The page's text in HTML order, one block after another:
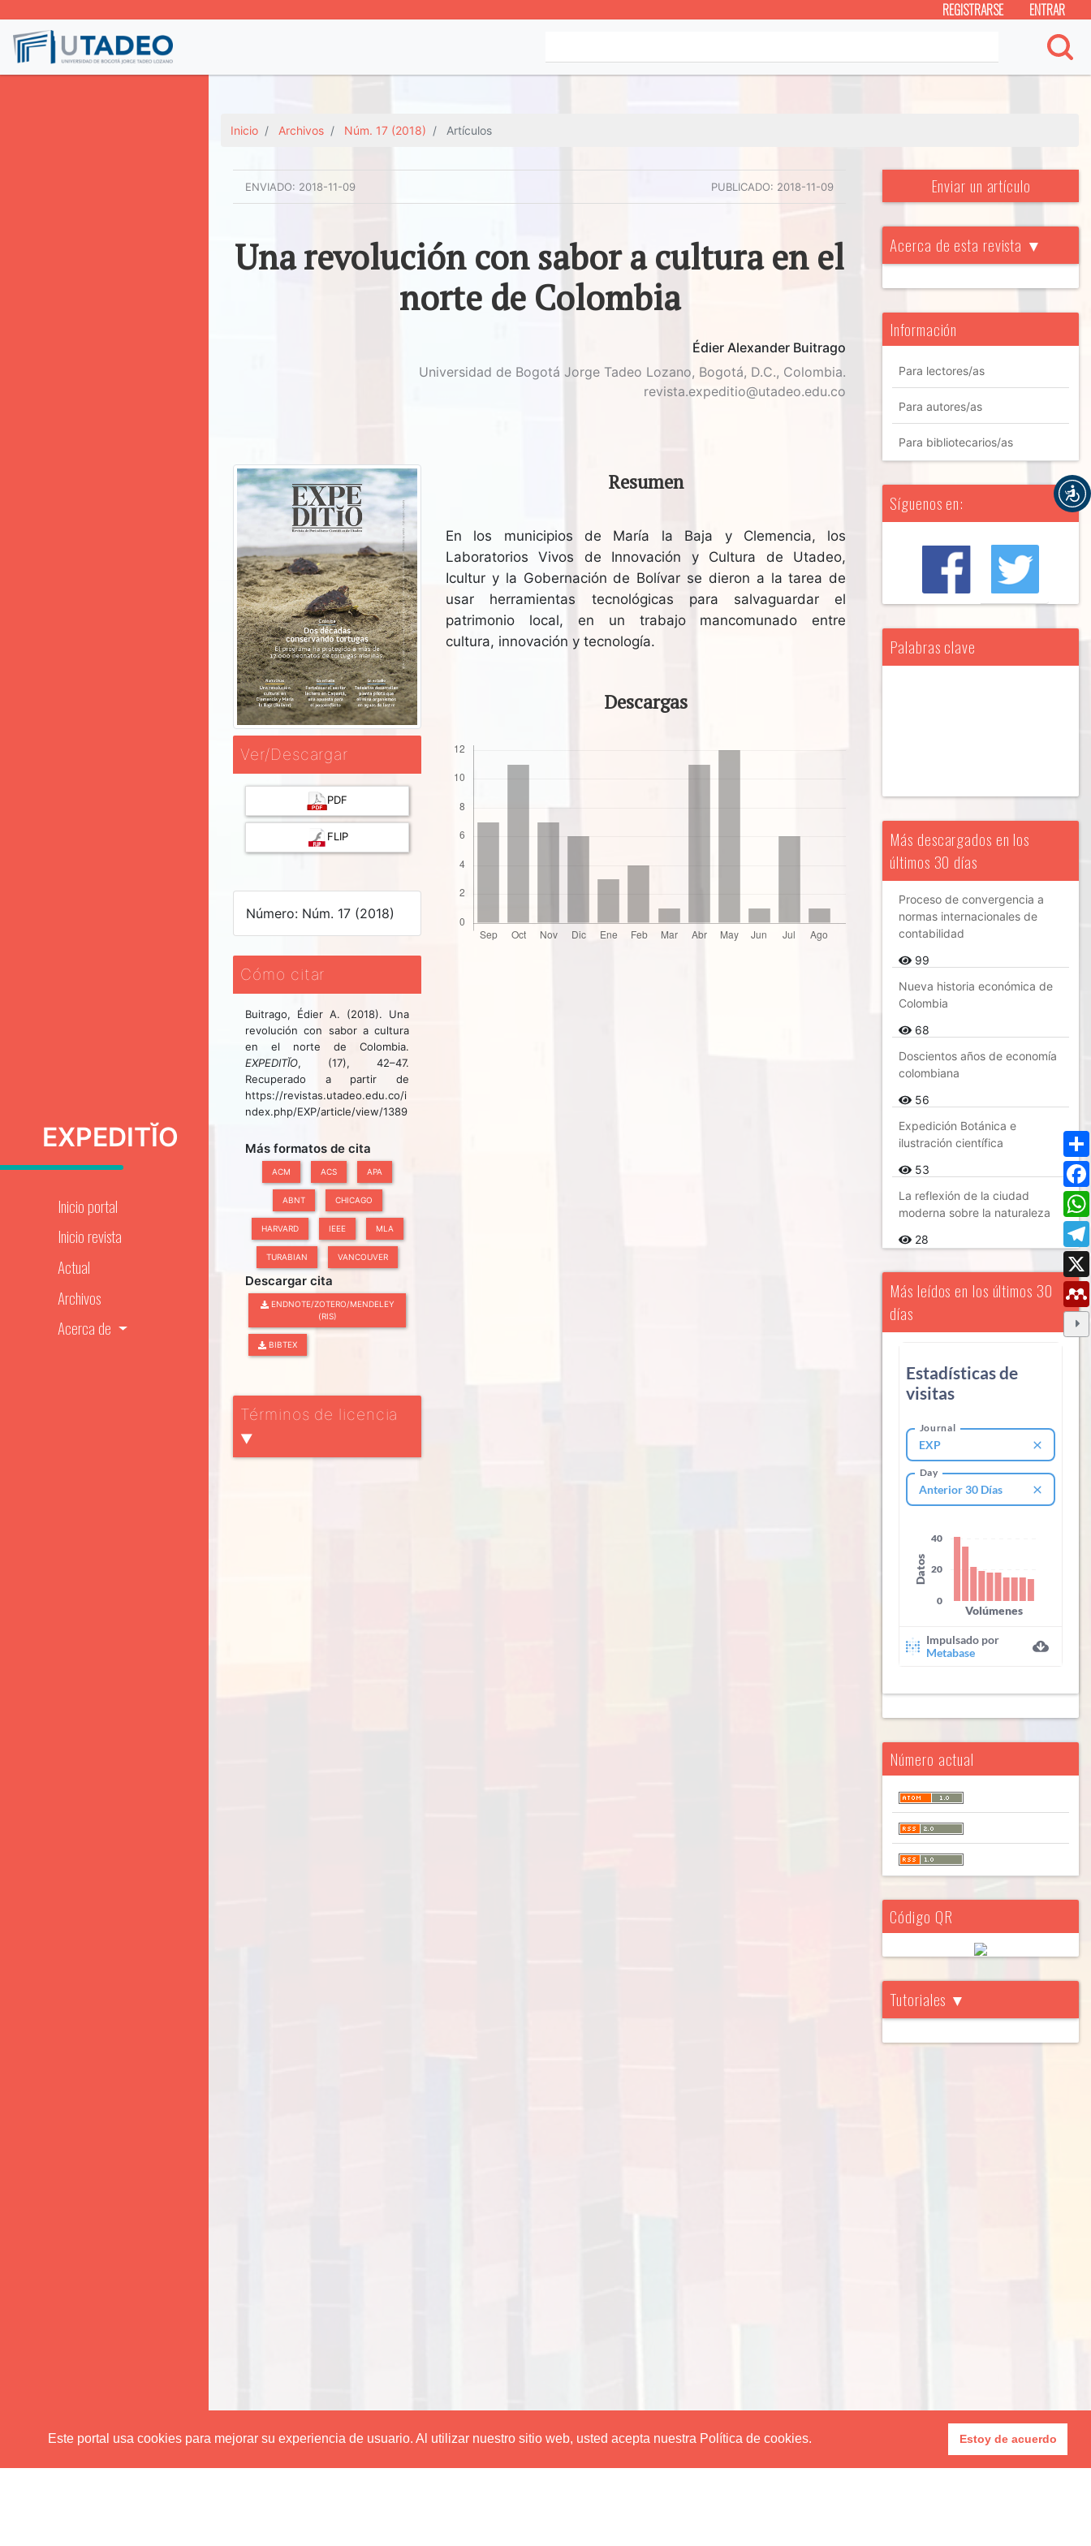
Este portal usa cookies para mejorar su experiencia de usuario. Al utilizar nuestro sitio web, usted acepta nuestra Política de cookies. Estoy de acuerdo
REGISTRARSE ENTRAR
EXPEDITĬO
Inicio portal
Inicio revista
Actual
Archivos
Acerca de
Inicio Archivos Núm. 17 (2018) Artículos
ENVIADO: 2018-11-09 PUBLICADO: 2018-11-09
Una revolución con sabor a cultura en el
norte de Colombia
Édier Alexander Buitrago
Universidad de Bogotá Jorge Tadeo Lozano, Bogotá, D.C., Colombia.
revista.expeditio@utadeo.edu.co
Ver/Descargar
PDF
FLIP
Número: Núm. 17 (2018)
Cómo citar
Buitrago, Édier A. (2018). Una
revolución con sabor a cultura
en el norte de Colombia.
EXPEDITĬO, (17), 42–47.
Recuperado a partir de
https://revistas.utadeo.edu.co/i
ndex.php/EXP/article/view/1389
Más formatos de cita
ACM ACS APA
ABNT CHICAGO
HARVARD IEEE MLA
TURABIAN VANCOUVER
Descargar cita
ENDNOTE/ZOTERO/MENDELEY
(RIS)
BIBTEX
Términos de licencia
▼
Resumen
En los municipios de María la Baja y Clemencia, los
Laboratorios Vivos de Innovación y Cultura de Utadeo,
Icultur y la Gobernación de Bolívar se dieron a la tarea de
usar herramientas tecnológicas para salvaguardar el
patrimonio local, en un trabajo mancomunado entre
cultura, innovación y tecnología.
Descargas
Enviar un artículo
Acerca de esta revista ▼
Información
Para lectores/as
Para autores/as
Para bibliotecarios/as
Síguenos en:
Palabras clave
Más descargados en los
últimos 30 días
Proceso de convergencia a
normas internacionales de
contabilidad
99
Nueva historia económica de
Colombia
68
Doscientos años de economía
colombiana
56
Expedición Botánica e
ilustración científica
53
La reflexión de la ciudad
moderna sobre la naturaleza
28
Más leídos en los últimos 30
días
Número actual
Código QR
Tutoriales ▼